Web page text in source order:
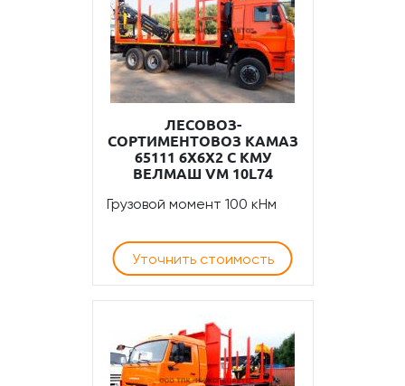
ЛЕСОВОЗ-
СОРТИМЕНТОВОЗ КАМАЗ
65111 6Х6Х2 С КМУ
ВЕЛМАШ VM 10L74
Грузовой момент 100 кНм
Уточнить стоимость